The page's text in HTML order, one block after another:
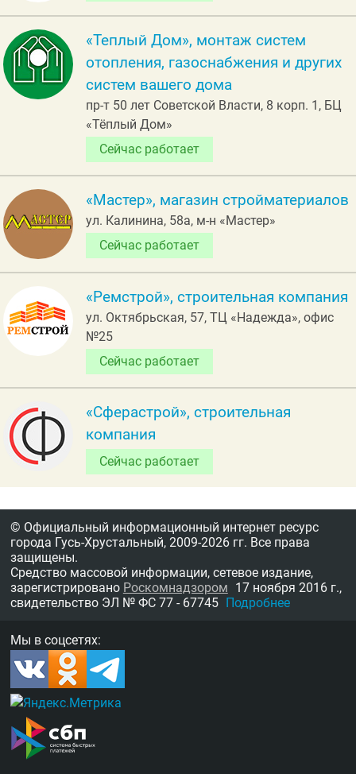
«Теплый Дом», монтаж систем
отопления, газоснабжения и других
систем вашего дома
пр-т 50 лет Советской Власти, 8 корп. 1, БЦ
«Тёплый Дом»
Сейчас работает
«Мастер», магазин стройматериалов
ул. Калинина, 58а, м-н «Мастер»
Сейчас работает
«Ремстрой», строительная компания
ул. Октябрьская, 57, ТЦ «Надежда», офис
№25
Сейчас работает
«Сферастрой», строительная
компания
Сейчас работает
© Официальный информационный интернет ресурс
города Гусь-Хрустальный, 2009-2026 гг. Все права
защищены.
Средство массовой информации, сетевое издание,
зарегистрировано Роскомнадзором 17 ноября 2016 г.,
свидетельство ЭЛ № ФС 77 - 67745 Подробнее
Мы в соцсетях: